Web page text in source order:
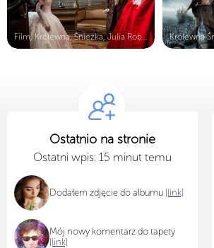
Film, Królewna, Śnieżka, Julia Robe...
Ostatnio na stronie
Ostatni wpis: 15 minut temu
Dodałem zdjęcie do albumu [link]
Mój nowy komentarz do tapety
[link]